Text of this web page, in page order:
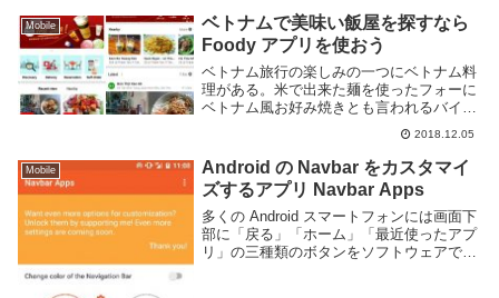
全てのタブを閉じる機能が少...
Mobile
ベトナムで美味い飯屋を探すなら
Foody アプリを使おう
ベトナム旅行の楽しみの一つにベトナム料
理がある。米で出来た麺を使ったフォーに
ベトナム風お好み焼きとも言われるバイン
セオ、フランス伝来のパンを用いたバイン
ミー、砕いた米に豚肉を合わせたコムタ
ム、飲み物はベトナム珈琲など、様々な美
味しい料理を楽...
2018.12.05
Mobile
Android の Navbar をカスタマイ
ズするアプリ Navbar Apps
多くの Android スマートフォンには画面下
部に「戻る」「ホーム」「最近使ったアプ
リ」の三種類のボタンをソフトウェアで表